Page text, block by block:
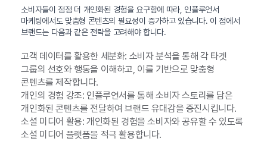
소비자들이 점점 더 개인화된 경험을 요구함에 따라, 인플루언서
마케팅에서도 맞춤형 콘텐츠의 필요성이 증가하고 있습니다. 이 점에서
브랜드는 다음과 같은 전략을 고려해야 합니다.
고객 데이터를 활용한 세분화: 소비자 분석을 통해 각 타겟
그룹의 선호와 행동을 이해하고, 이를 기반으로 맞춤형
콘텐츠를 제작합니다.
개인의 경험 강조: 인플루언서를 통해 소비자 스토리를 담은
개인화된 콘텐츠를 전달하여 브랜드 유대감을 증진시킵니다.
소셜 미디어 활용: 개인화된 경험을 소비자와 공유할 수 있도록
소셜 미디어 플랫폼을 적극 활용합니다.